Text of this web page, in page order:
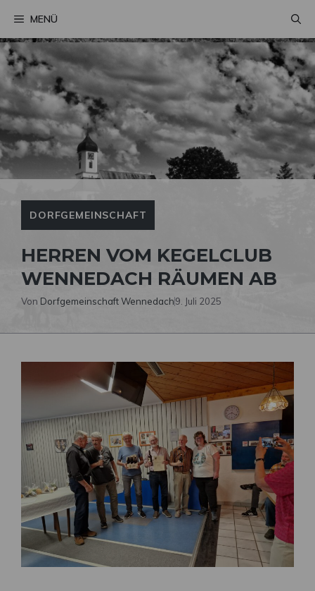
springen
MENÜ
DORFGEMEINSCHAFT
HERREN VOM KEGELCLUB
WENNEDACH RÄUMEN AB
Von Dorfgemeinschaft Wennedach9. Juli 2025